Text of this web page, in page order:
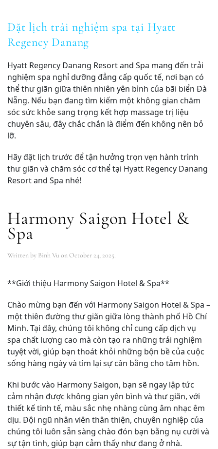
Đặt lịch trải nghiệm spa tại Hyatt
Regency Danang
Hyatt Regency Danang Resort and Spa mang đến trải
nghiệm spa nghỉ dưỡng đẳng cấp quốc tế, nơi bạn có
thể thư giãn giữa thiên nhiên yên bình của bãi biển Đà
Nẵng. Nếu bạn đang tìm kiếm một không gian chăm
sóc sức khỏe sang trọng kết hợp massage trị liệu
chuyên sâu, đây chắc chắn là điểm đến không nên bỏ
lỡ.
Hãy đặt lịch trước để tận hưởng trọn vẹn hành trình
thư giãn và chăm sóc cơ thể tại Hyatt Regency Danang
Resort and Spa nhé!
Harmony Saigon Hotel &
Spa
Written by Binh Vu onOctober 24, 2025.
**Giới thiệu Harmony Saigon Hotel & Spa**
Chào mừng bạn đến với Harmony Saigon Hotel & Spa –
một thiên đường thư giãn giữa lòng thành phố Hồ Chí
Minh. Tại đây, chúng tôi không chỉ cung cấp dịch vụ
spa chất lượng cao mà còn tạo ra những trải nghiệm
tuyệt vời, giúp bạn thoát khỏi những bộn bề của cuộc
sống hàng ngày và tìm lại sự cân bằng cho tâm hồn.
Khi bước vào Harmony Saigon, bạn sẽ ngay lập tức
cảm nhận được không gian yên bình và thư giãn, với
thiết kế tinh tế, màu sắc nhẹ nhàng cùng âm nhạc êm
dịu. Đội ngũ nhân viên thân thiện, chuyên nghiệp của
chúng tôi luôn sẵn sàng chào đón bạn bằng nụ cười và
sự tận tình, giúp bạn cảm thấy như đang ở nhà.